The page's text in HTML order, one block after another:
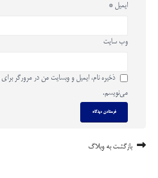
ایمیل *
وب‌ سایت
ذخیره نام، ایمیل و وبسایت من در مرورگر
می‌نویسم.
بازگشت به وبلاگ